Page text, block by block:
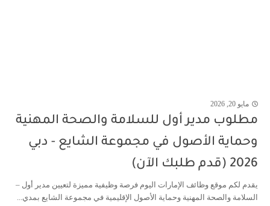
مايو 20, 2026
مطلوب مدير أول للسلامة والصحة المهنية
وحماية الأصول في مجموعة الشايع - دبي
2026 (قدم طلبك الآن)
يقدم لكم موقع وظائف الإمارات اليوم فرصة وظيفية مميزة لتعيين مدير أول –
السلامة والصحة المهنية وحماية الأصول الإقليمية في مجموعة الشايع بمدي...